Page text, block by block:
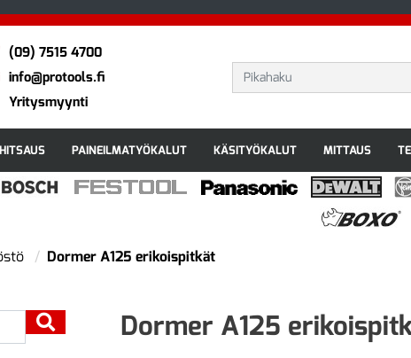
(09) 7515 4700
info@protools.fi
Yritysmyynti
HITSAUS PAINEILMATYÖKALUT KÄSITYÖKALUT MITTAUS
Dormer A125 erikoispitkät
Dormer A125